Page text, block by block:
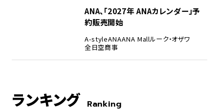
ANA、「2027年 ANAカレンダー」予
約販売開始
A-styleANAANA Mallルーク・オザワ
全日空商事
ランキング Ranking